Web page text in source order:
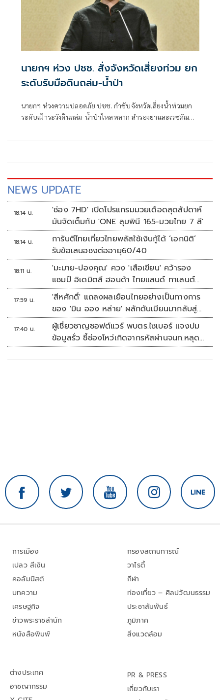
นายกฯ ห่วง ปชช. สั่งจังหวัดเสี่ยงท่วม ยก
ระดับรับมือดินถล่ม-น้ำป่า
นายกฯ ห่วงความปลอดภัย ปชช. กำชับจังหวัดเสี่ยงน้ำท่วมยก
ระดับเฝ้าระวังดินถล่ม-น้ำป่าไหลหลาก สำรองยาและเวชภัณฑ์
NEWS UPDATE
18:14 น.
'ช่อง 7HD' เปิดโปรแกรมมวยเดือดสุดสัปดาห์
มันจัดเต็มกับ 'ONE ลุมพินี 165-มวยไทย 7 สี'
18:14 น.
การันตีไทยเที่ยวไทยพลัสใช้เงินกู้ได้ ‘เอกนิติ’
รับข้อเสนอชงต่ออายุ60/40
18:11 น.
'มะมาย-ปองคุณ' ควง 'เสือเขียน' คว้ารอง
แชมป์ อิเดมิตสึ ฮอนด้า ไทยแลนด์ ทาเลนต์
คัพ สนาม 3
17:59 น.
'สีหศักดิ์' แถลงผลเยือนไทยอย่างเป็นทางการ
ของ 'มิน ออง หล่าย' ผลักดันเมียนมากลับสู่
อาเซียน
17:40 น.
ผู้เชี่ยวชาญซอฟต์แวร์ พบตร.ไซเบอร์ แจงปม
ข้อมูลรั่ว ชี้ช่องโหว่เกิดจากรหัสผ่านจนท.หลุด
ไม่ใช่ถูกแฮกระบบ
การเมือง
เปลว สีเงิน
คอลัมนิสต์
บทความ
เศรษฐกิจ
ข่าวพระราชสำนัก
หนังสือพิมพ์
กรองสถานการณ์
วาไรตี้
กีฬา
ท่องเที่ยว – ศิลปวัฒนธรรม
ประชาสัมพันธ์
ภูมิภาค
สิ่งแวดล้อม
ต่างประเทศ
อาชญากรรม
PR & PRESS
เกี่ยวกับเรา